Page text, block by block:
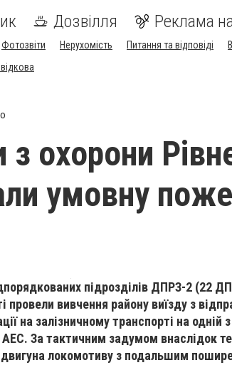
Дозвілля Реклама
Фотозвіти Нерухомість Питання та відповіді
охорони
умовну
підрозділів ДПРЗ-2 (22
провели вивчення району виїзду з
на залізничному транспорті на одній
За тактичним задумом внаслідок
двигуна локомотиву з подальшим